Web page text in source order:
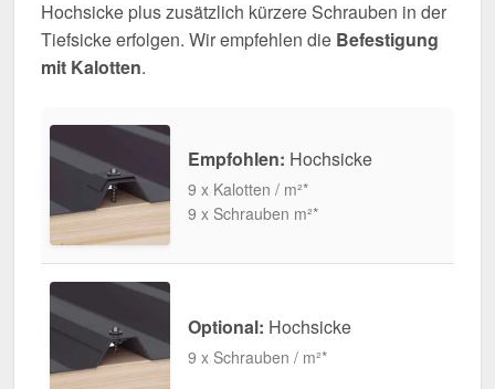
Hochsicke plus zusätzlich kürzere Schrauben in der
Tiefsicke erfolgen. Wir empfehlen die Befestigung
mit Kalotten.
Empfohlen: Hochsicke
9 x Kalotten / m²*
9 x Schrauben m²*
Optional: Hochsicke
9 x Schrauben / m²*